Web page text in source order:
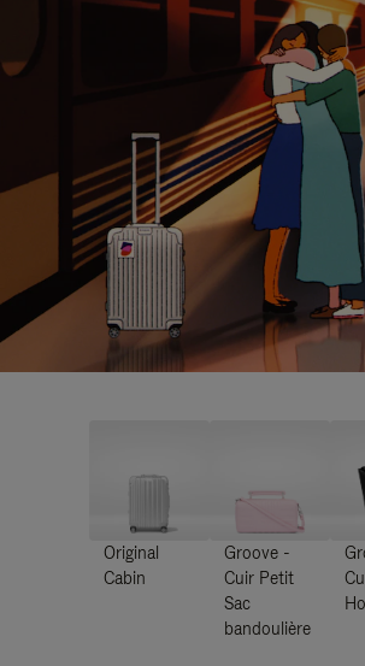
Original
Cabin
Groove -
Cuir Petit
Sac
bandoulière